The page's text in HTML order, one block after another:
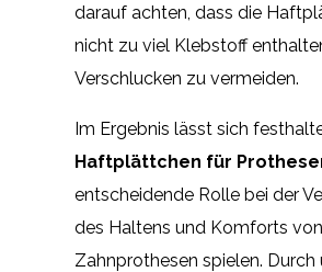
darauf achten, dass die
nicht zu viel Klebstoff
Verschlucken zu vermeiden.
Im Ergebnis lässt sich
Haftplättchen für
entscheidende Rolle bei der
des Haltens und Komforts von
Zahnprothesen spielen. Durch